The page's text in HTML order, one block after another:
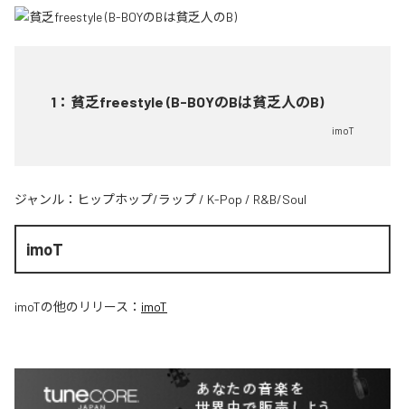
1 ： 貧乏freestyle (B-BOYのBは貧乏人のB)
imoT
ジャンル： ヒップホップ/ラップ / K-Pop / R&B/Soul
imoT
imoTの他のリリース： imoT